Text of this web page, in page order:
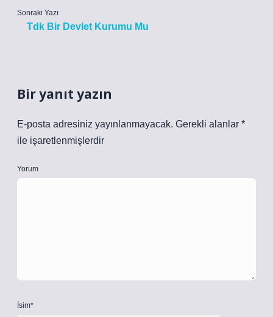
Sonraki Yazı
Tdk Bir Devlet Kurumu Mu
Bir yanıt yazın
E-posta adresiniz yayınlanmayacak. Gerekli alanlar *
ile işaretlenmişlerdir
Yorum
İsim*